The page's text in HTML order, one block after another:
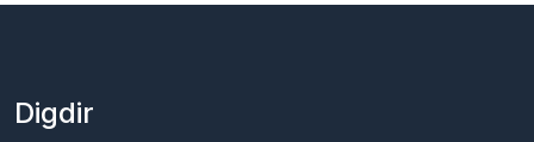
Digdir